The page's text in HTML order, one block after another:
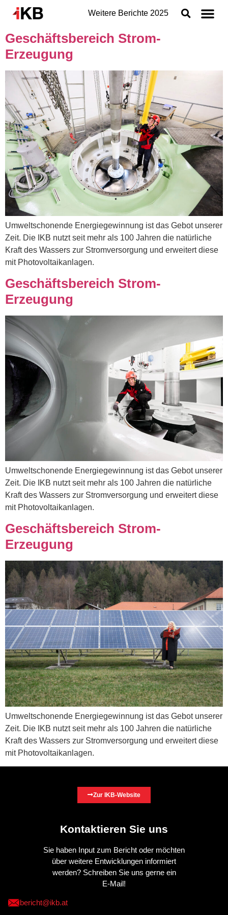
Weitere Berichte 2025
Geschäftsbereiche der IKB
Organisation
Jahresabschluss
Konzern
Geschäftsbereich Strom-
Erzeugung
Umweltschonende Energiegewinnung ist das Gebot unserer
Zeit. Die IKB nutzt seit mehr als 100 Jahren die natürliche
Kraft des Wassers zur Stromversorgung und erweitert diese
mit Photovoltaikanlagen.
Geschäftsbereich Strom-
Erzeugung
Umweltschonende Energiegewinnung ist das Gebot unserer
Zeit. Die IKB nutzt seit mehr als 100 Jahren die natürliche
Kraft des Wassers zur Stromversorgung und erweitert diese
mit Photovoltaikanlagen.
Geschäftsbereich Strom-
Erzeugung
Umweltschonende Energiegewinnung ist das Gebot unserer
Zeit. Die IKB nutzt seit mehr als 100 Jahren die natürliche
Kraft des Wassers zur Stromversorgung und erweitert diese
mit Photovoltaikanlagen.
Zur IKB-Website
Kontaktieren Sie uns
Sie haben Input zum Bericht oder möchten
über weitere Entwicklungen informiert
werden? Schreiben Sie uns gerne ein
E-Mail!
bericht@ikb.at